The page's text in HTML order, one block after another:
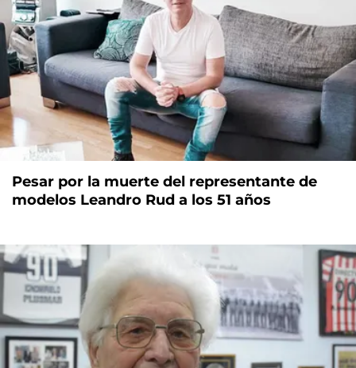
Pesar por la muerte del representante de
modelos Leandro Rud a los 51 años